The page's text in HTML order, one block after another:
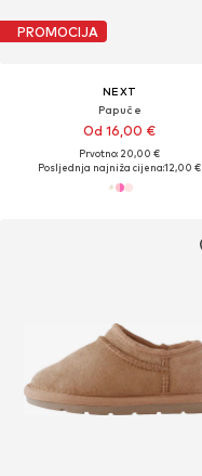
PROMOCIJA
NEXT
Papuče
Od 16,00 €
Prvotno: 20,00 €
Posljednja najniža cijena:12,00 €